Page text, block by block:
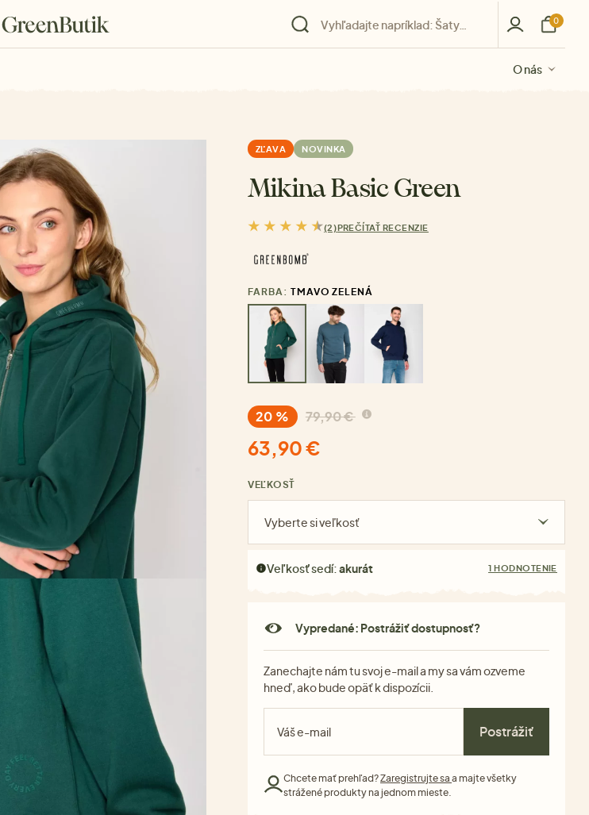
O nás
O nás
O nás
O nás
O nás
0
ZĽAVA NOVINKA
Mikina Basic Green
(2)PREČÍTAŤ RECENZIE
FARBA: TMAVO ZELENÁ
20 % 79,90 €
63,90 €
VEĽKOSŤ
Vyberte si veľkosť
Veľkosť sedí:akurát 1 HODNOTENIE
Vypredané: Postrážiť dostupnosť?
Zanechajte nám tu svoj e-mail a my sa vám ozveme
hneď, ako bude opäť k dispozícii.
Postrážiť
Chcete mať prehľad?Zaregistrujte sa a majte všetky
strážené produkty na jednom mieste.